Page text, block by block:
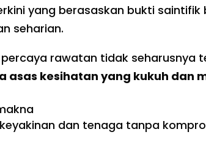
yang berasaskan bukti
seharian.
rawatan tidak seharusnya
asas kesihatan yang kukuh dan
dan tenaga tanpa